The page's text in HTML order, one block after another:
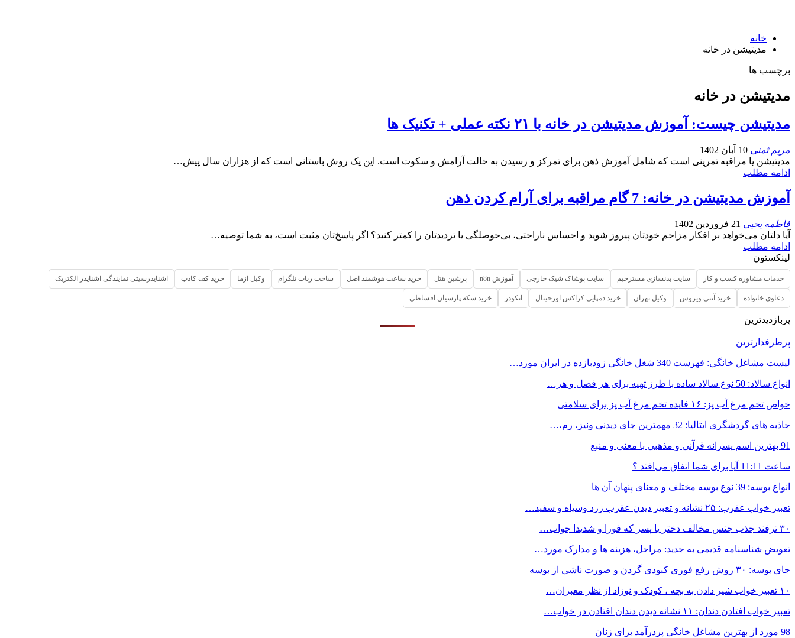
خانه
مدیتیشن در خانه
برچسب ها
مدیتیشن در خانه
مدیتیشن چیست: آموزش مدیتیشن در خانه با ۲۱ نکته عملی + تکنیک ها
مریم ثمنی 10 آبان 1402
مدیتیشن یا مراقبه تمرینی است که شامل آموزش ذهن برای تمرکز و رسیدن به حالت آرامش و سکوت است. این یک روش باستانی است که از هزاران سال پیش…
ادامه مطلب
آموزش مدیتیشن در خانه: 7 گام مراقبه برای آرام کردن ذهن
فاطمه یحیی 21 فروردین 1402
آیا دلتان می‌خواهد بر افکار مزاحم خودتان پیروز شوید و احساس ناراحتی، بی‌حوصلگی یا تردیدتان را کمتر کنید؟ اگر پاسخ‌تان مثبت است، به شما توصیه…
ادامه مطلب
لینکستون
خدمات مشاوره کسب و کار سایت بدنسازی مسترجیم سایت پوشاک شیک خارجی آموزش n8n پرشین هتل خرید ساعت هوشمند اصل ساخت ربات تلگرام وکیل ازما خرید کف کاذب اشنایدرسیتی نمایندگی اشنایدر الکتریک
دعاوی خانواده خرید آنتی ویروس وکیل تهران خرید دمپایی کراکس اورجینال انکودر خرید سکه پارسیان اقساطی
پربازدیدترین
پرطرفدارترین
لیست مشاغل خانگی: فهرست 340 شغل خانگی زودبازده در ایران مورد…
انواع سالاد: 50 نوع سالاد ساده با طرز تهیه برای هر فصل و هر…
خواص تخم مرغ آب پز: ۱۶ فایده تخم مرغ آب پز برای سلامتی
جاذبه های گردشگری ایتالیا: 32 مهمترین جای دیدنی ونیز، رم،…
91 بهترین اسم پسرانه قرآنی و مذهبی با معنی و منبع
ساعت 11:11 آیا برای شما اتفاق می‌افتد ؟
انواع بوسه: 39 نوع بوسه مختلف و معنای پنهان آن ها
تعبیر خواب عقرب: ۲۵ نشانه و تعبیر دیدن عقرب زرد وسیاه و سفید…
۳۰ ترفند جذب جنس مخالف دختر یا پسر که فورا و شدیدا جواب…
تعویض شناسنامه قدیمی به جدید: مراحل، هزینه ها و مدارک مورد…
جای بوسه: ۳۰ روش رفع فوری کبودی گردن و صورت ناشی از بوسه
۱۰ تعبیر خواب شیر دادن به بچه ، کودک و نوزاد از نظر معبران…
تعبیر خواب افتادن دندان: ۱۱ نشانه دیدن دندان افتادن در خواب…
98 مورد از بهترین مشاغل خانگی پردرآمد برای زنان